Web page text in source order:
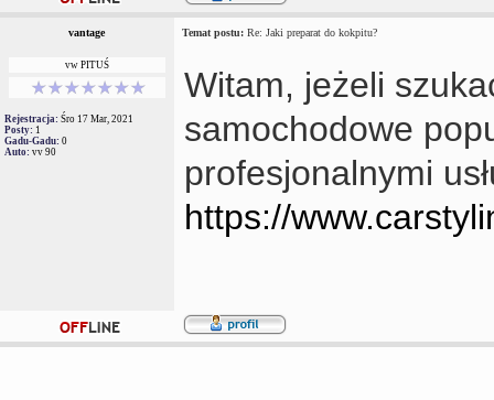
vantage Temat postu: Re: Jaki preparat do kokpitu?
vw PITUŚ
Rejestracja: Śro 17 Mar, 2021
Posty: 1
Gadu-Gadu: 0
Auto: vv 90
Witam, jeżeli
samochodowe
profesjonalnymi
https://